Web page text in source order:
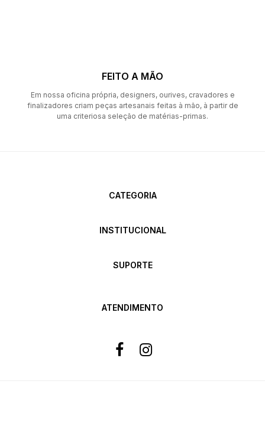
FEITO A MÃO
Em nossa oficina própria, designers, ourives, cravadores e
finalizadores criam peças artesanais feitas à mão, à partir de
uma criteriosa seleção de matérias-primas.
CATEGORIA
INSTITUCIONAL
SUPORTE
ATENDIMENTO